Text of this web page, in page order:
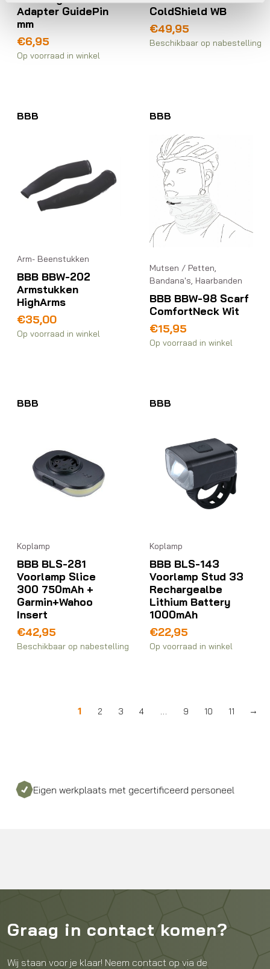
Adapter GuidePin
mm
€6,95
Op voorraad in winkel
ColdShield WB
€49,95
Beschikbaar op nabestelling
BBB
Arm- Beenstukken
BBB BBW-202
Armstukken
HighArms
€35,00
Op voorraad in winkel
BBB
Mutsen / Petten,
Bandana's, Haarbanden
BBB BBW-98 Scarf
ComfortNeck Wit
€15,95
Op voorraad in winkel
BBB
Koplamp
BBB BLS-281
Voorlamp Slice
300 750mAh +
Garmin+Wahoo
Insert
€42,95
Beschikbaar op nabestelling
BBB
Koplamp
BBB BLS-143
Voorlamp Stud 33
Rechargealbe
Lithium Battery
1000mAh
€22,95
Op voorraad in winkel
1 2 3 4 9 10 11 →
werkplaats met gecertificeerd personeel
Graag in contact komen?
Wij staan voor je klaar! Neem contact op via de